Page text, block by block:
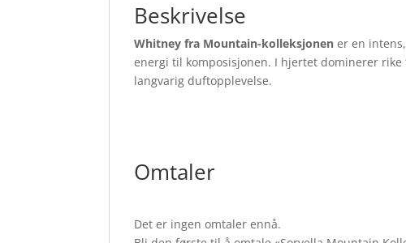
Beskrivelse
Whitney fra Mountain-kolleksjonen er en
energi til komposisjonen. I hjertet dominerer
langvarig duftopplevelse.
Omtaler
Det er ingen omtaler ennå.